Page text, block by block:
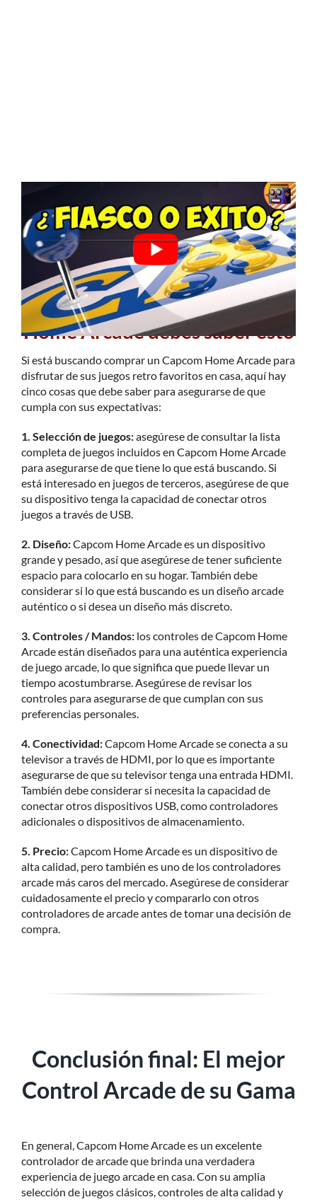
Antes de comprar tu Capcom
Home Arcadedebes saber esto
Si está buscando comprar un Capcom Home Arcade para
disfrutar de sus juegos retro favoritos en casa, aquí hay
cinco cosas que debe saber para asegurarse de que
cumpla con sus expectativas:
1. Selección de juegos:asegúrese de consultar la lista
completa de juegos incluidos en Capcom Home Arcade
para asegurarse de que tiene lo que está buscando. Si
está interesado en juegos de terceros, asegúrese de que
su dispositivo tenga la capacidad de conectar otros
juegos a través de USB.
2. Diseño:Capcom Home Arcade es un dispositivo
grande y pesado, así que asegúrese de tener suficiente
espacio para colocarlo en su hogar. También debe
considerar si lo que está buscando es un diseño arcade
auténtico o si desea un diseño más discreto.
3. Controles / Mandos:los controles de Capcom Home
Arcade están diseñados para una auténtica experiencia
de juego arcade, lo que significa que puede llevar un
tiempo acostumbrarse. Asegúrese de revisar los
controles para asegurarse de que cumplan con sus
preferencias personales.
4. Conectividad:Capcom Home Arcade se conecta a su
televisor a través de HDMI, por lo que es importante
asegurarse de que su televisor tenga una entrada HDMI.
También debe considerar si necesita la capacidad de
conectar otros dispositivos USB, como controladores
adicionales o dispositivos de almacenamiento.
5. Precio:Capcom Home Arcade es un dispositivo de
alta calidad, pero también es uno de los controladores
arcade más caros del mercado. Asegúrese de considerar
cuidadosamente el precio y compararlo con otros
controladores de arcade antes de tomar una decisión de
compra.
Conclusión final: El mejor
Control Arcade de su Gama
En general, Capcom Home Arcade es un excelente
controlador de arcade que brinda una verdadera
experiencia de juego arcade en casa. Con su amplia
selección de juegos clásicos, controles de alta calidad y